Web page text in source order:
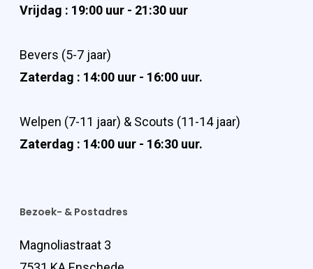
Vrijdag : 19:00 uur - 21:30 uur
Bevers (5-7 jaar)
Zaterdag : 14:00 uur - 16:00 uur.
Welpen (7-11 jaar) & Scouts (11-14 jaar)
Zaterdag : 14:00 uur - 16:30 uur.
Bezoek- & Postadres
Magnoliastraat 3